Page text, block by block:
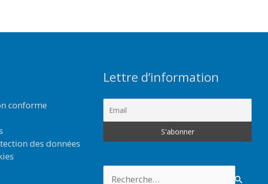
conforme
des données
Lettre d’information